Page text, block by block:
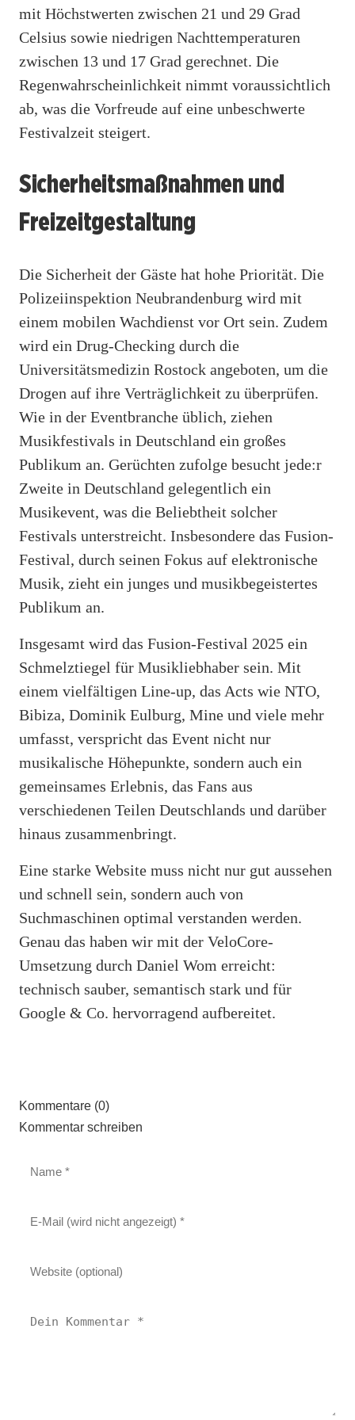
mit Höchstwerten zwischen 21 und 29 Grad
Celsius sowie niedrigen Nachttemperaturen
zwischen 13 und 17 Grad gerechnet. Die
Regenwahrscheinlichkeit nimmt voraussichtlich
ab, was die Vorfreude auf eine unbeschwerte
Festivalzeit steigert.
Sicherheitsmaßnahmen und
Freizeitgestaltung
Die Sicherheit der Gäste hat hohe Priorität. Die
Polizeiinspektion Neubrandenburg wird mit
einem mobilen Wachdienst vor Ort sein. Zudem
wird ein Drug-Checking durch die
Universitätsmedizin Rostock angeboten, um die
Drogen auf ihre Verträglichkeit zu überprüfen.
Wie in der Eventbranche üblich, ziehen
Musikfestivals in Deutschland ein großes
Publikum an. Gerüchten zufolge besucht jede:r
Zweite in Deutschland gelegentlich ein
Musikevent, was die Beliebtheit solcher
Festivals unterstreicht. Insbesondere das Fusion-
Festival, durch seinen Fokus auf elektronische
Musik, zieht ein junges und musikbegeistertes
Publikum an.
Insgesamt wird das Fusion-Festival 2025 ein
Schmelztiegel für Musikliebhaber sein. Mit
einem vielfältigen Line-up, das Acts wie NTO,
Bibiza, Dominik Eulburg, Mine und viele mehr
umfasst, verspricht das Event nicht nur
musikalische Höhepunkte, sondern auch ein
gemeinsames Erlebnis, das Fans aus
verschiedenen Teilen Deutschlands und darüber
hinaus zusammenbringt.
Eine starke Website muss nicht nur gut aussehen
und schnell sein, sondern auch von
Suchmaschinen optimal verstanden werden.
Genau das haben wir mit der VeloCore-
Umsetzung durch Daniel Wom erreicht:
technisch sauber, semantisch stark und für
Google & Co. hervorragend aufbereitet.
Kommentare (0)
Kommentar schreiben